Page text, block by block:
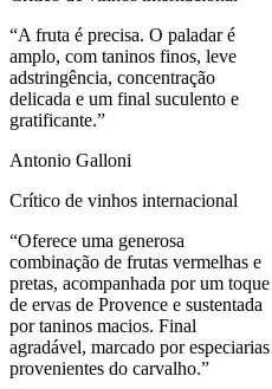
“A fruta é precisa. O paladar é
amplo, com taninos finos, leve
adstringência, concentração
delicada e um final suculento e
gratificante.”
Antonio Galloni
Crítico de vinhos internacional
“Oferece uma generosa
combinação de frutas vermelhas e
pretas, acompanhada por um toque
de ervas de Provence e sustentada
por taninos macios. Final
agradável, marcado por especiarias
provenientes do carvalho.”